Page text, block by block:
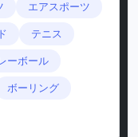
エアスポーツ
テニス
ーボール
ボーリング